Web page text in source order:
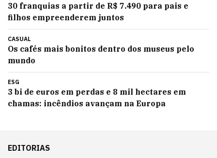
30 franquias a partir de R$ 7.490 para pais e
filhos empreenderem juntos
CASUAL
Os cafés mais bonitos dentro dos museus pelo
mundo
ESG
3 bi de euros em perdas e 8 mil hectares em
chamas: incêndios avançam na Europa
EDITORIAS